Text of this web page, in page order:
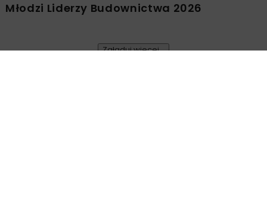
Młodzi Liderzy Budownictwa 2026
Załaduj więcej...